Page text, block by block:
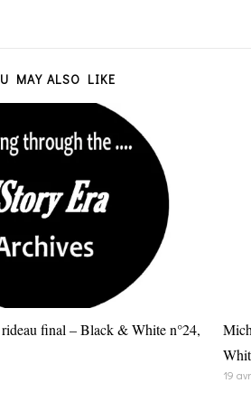
MAY ALSO LIKE
final – Black & White n°24,
19